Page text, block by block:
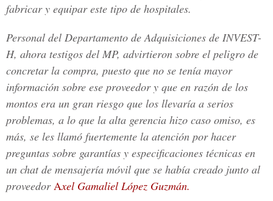
fabricar y equipar este tipo de hospitales.
Personal del Departamento de Adquisiciones de INVEST-
H, ahora testigos del MP, advirtieron sobre el peligro de
concretar la compra, puesto que no se tenía mayor
información sobre ese proveedor y que en razón de los
montos era un gran riesgo que los llevaría a serios
problemas, a lo que la alta gerencia hizo caso omiso, es
más, se les llamó fuertemente la atención por hacer
preguntas sobre garantías y especificaciones técnicas en
un chat de mensajería móvil que se había creado junto al
proveedorAxel Gamaliel López Guzmán.